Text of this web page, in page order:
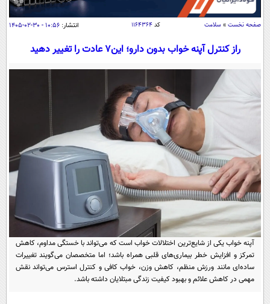
اقتصاد
اقتصادی
جامعه
حوادث
سلامت
یک برش دانایی
سفر و تفریح
بین الملل
سیاست خارجی
فرهنگ و هنر
علم و دانش
علمی
اخبار کریپتو
گوناگون
سرگرمی
باشگاه مغز
مجله تصویری سلاح
فیلم
اقتصاد
ورزش
سیاست
سرگرمی
عصر ایران 2
خواندنی ها و دیدنی ها
داستان کوتاه
پیامک
آموزش زبان
صفحه نخست » سلامت کد۱۱۶۴۳۶۴ انتشار: ۱۰:۵۶ - ۳۰-۰۲-۱۴۰۵
راز کنترل آپنه خواب بدون دارو؛ این۷ عادت‌ را تغییر دهید
آپنه خواب یکی از شایع‌ترین اختلالات خواب است که می‌تواند با خستگی مداوم، کاهش
تمرکز و افزایش خطر بیماری‌های قلبی همراه باشد؛ اما متخصصان می‌گویند تغییرات
ساده‌ای مانند ورزش منظم، کاهش وزن، خواب کافی و کنترل استرس می‌تواند نقش
مهمی در کاهش علائم و بهبود کیفیت زندگی مبتلایان داشته باشد.